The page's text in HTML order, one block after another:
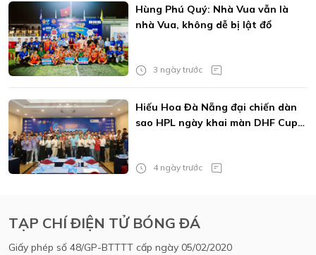
Hùng Phú Quý: Nhà Vua vẫn là
nhà Vua, không dễ bị lật đổ
3 ngày trước
Hiếu Hoa Đà Nẵng đại chiến dàn
sao HPL ngày khai màn DHF Cup
4 ngày trước
TẠP CHÍ ĐIỆN TỬ BÓNG ĐÁ
Giấy phép số 48/GP-BTTTT cấp ngày 05/02/2020